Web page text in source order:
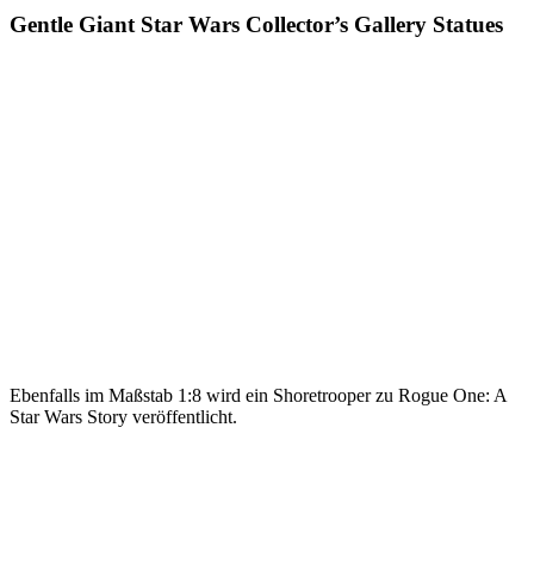
Gentle Giant Star Wars Collector’s Gallery Statues
Ebenfalls im Maßstab 1:8 wird ein Shoretrooper zu Rogue One: A
Star Wars Story veröffentlicht.